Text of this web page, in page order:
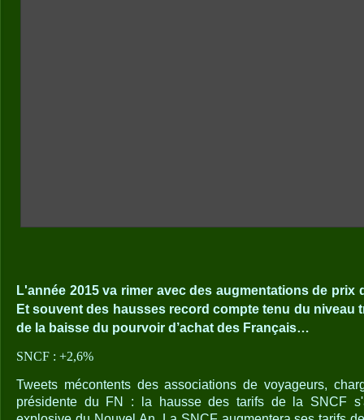
L'année 2015 va rimer avec des augmentations de prix
Et souvent des hausses record compte tenu du niveau
de la baisse du pourvoir d’achat des Français…
SNCF : +2,6%
Tweets mécontents des associations de voyageurs,
présidente du FN : la hausse des tarifs de la SNCF